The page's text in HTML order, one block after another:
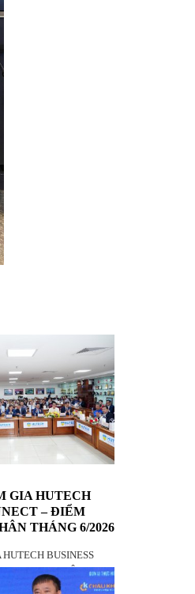
GIA HUTECH
– ĐIỂM
THÁNG 6/2026
BUSINESS
DOANH NHÂN